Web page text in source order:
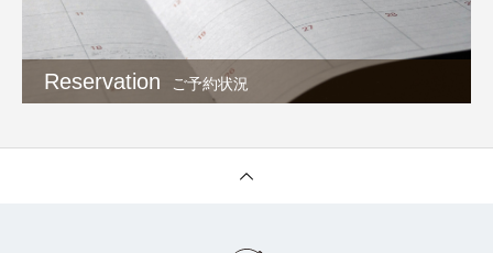
Reservation ご予約状況